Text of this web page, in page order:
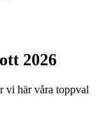
2026
vi här våra toppval